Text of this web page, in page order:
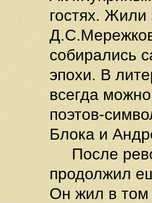
гостях. Жили
собирались
эпохи. В
всегда
поэтов-
Блока и
После
продолжил
Он жил в том